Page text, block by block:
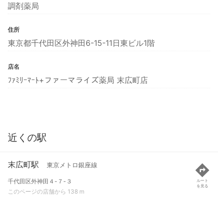
調剤薬局
住所
東京都千代田区外神田6-15-11日東ビル1階
店名
ﾌｧﾐﾘｰﾏｰﾄ+ファーマライズ薬局 末広町店
近くの駅
末広町駅 東京メトロ銀座線
千代田区外神田４-７-３
このページの店舗から 138 m
ルート
を見る